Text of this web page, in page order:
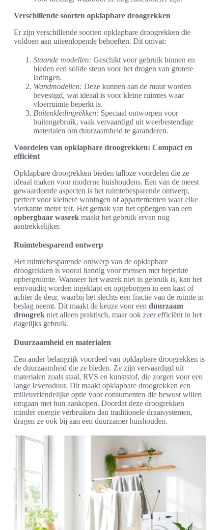
Verschillende soorten opklapbare droogrekken
Er zijn verschillende soorten opklapbare droogrekken die
voldoen aan uiteenlopende behoeften. Dit omvat:
Staande modellen: Geschikt voor gebruik binnen en
bieden een solide steun voor het drogen van grotere
ladingen.
Wandmodellen: Deze kunnen aan de muur worden
bevestigd, wat ideaal is voor kleine ruimtes waar
vloerruimte beperkt is.
Buitenkledingrekken: Speciaal ontworpen voor
buitengebruik, vaak vervaardigd uit weerbestendige
materialen om duurzaamheid te garanderen.
Voordelen van opklapbare droogrekken: Compact en
efficiënt
Opklapbare droogrekken bieden talloze voordelen die ze
ideaal maken voor moderne huishoudens. Een van de meest
gewaardeerde aspecten is het ruimtebesparende ontwerp,
perfect voor kleinere woningen of appartementen waar elke
vierkante meter telt. Het gemak van het opbergen van een
opbergbaar wasrek maakt het gebruik ervan nog
aantrekkelijker.
Ruimtebesparend ontwerp
Het ruimtebesparende ontwerp van de opklapbare
droogrekken is vooral handig voor mensen met beperkte
opbergruimte. Wanneer het wasrek niet in gebruik is, kan het
eenvoudig worden ingeklapt en opgeborgen in een kast of
achter de deur, waarbij het slechts een fractie van de ruimte in
beslag neemt. Dit maakt de keuze voor een duurzaam
droogrek niet alleen praktisch, maar ook zeer efficiënt in het
dagelijks gebruik.
Duurzaamheid en materialen
Een ander belangrijk voordeel van opklapbare droogrekken is
de duurzaamheid die ze bieden. Ze zijn vervaardigd uit
materialen zoals staal, RVS en kunststof, die zorgen voor een
lange levensduur. Dit maakt opklapbare droogrekken een
milieuvriendelijke optie voor consumenten die bewust willen
omgaan met hun aankopen. Doordat deze droogrekken
minder energie verbruiken dan traditionele draaisystemen,
dragen ze ook bij aan een duurzamer huishouden.